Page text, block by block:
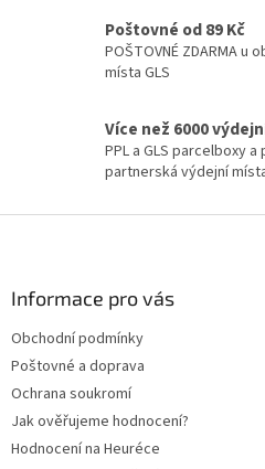
Poštovné od 89 Kč
POŠTOVNÉ ZDARMA u
místa GLS
Více než 6000
PPL a GLS parcelboxy
partnerská výdejní
Informace pro vás
Obchodní podmínky
Poštovné a doprava
Ochrana soukromí
Jak ověřujeme hodnocení?
Hodnocení na Heuréce